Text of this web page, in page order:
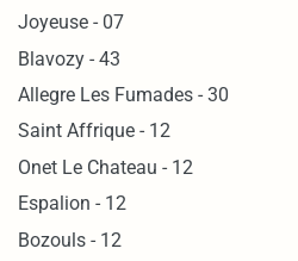
Joyeuse - 07
Blavozy - 43
Allegre Les Fumades - 30
Saint Affrique - 12
Onet Le Chateau - 12
Espalion - 12
Bozouls - 12